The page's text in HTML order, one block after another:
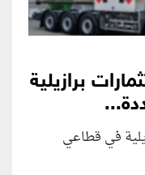
برازيلية
في قطاعي